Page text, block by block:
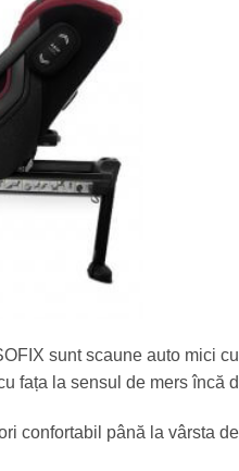
sunt scaune auto mici
fața la sensul de mers încă
confortabil până la vârsta